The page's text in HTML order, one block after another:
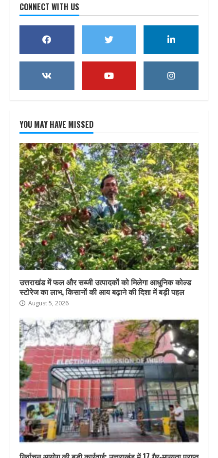
CONNECT WITH US
YOU MAY HAVE MISSED
उत्तराखंड में फल और सब्जी उत्पादकों को मिलेगा आधुनिक कोल्ड
स्टोरेज का लाभ, किसानों की आय बढ़ाने की दिशा में बड़ी पहल
August 5, 2026